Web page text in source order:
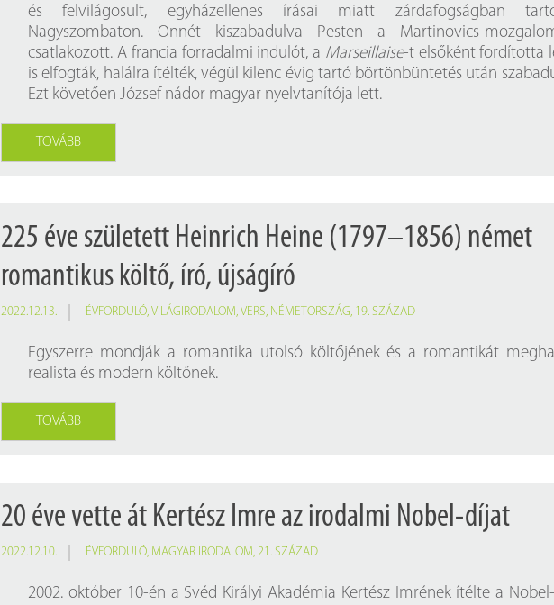
és felvilágosult, egyházellenes írásai miatt zárdafogságban
Nagyszombaton. Onnét kiszabadulva Pesten a Martinovics-
csatlakozott. A francia forradalmi indulót, a Marseillaise-t elsőként fordította
is elfogták, halálra ítélték, végül kilenc évig tartó börtönbüntetés után
Ezt követően József nádor magyar nyelvtanítója lett.
TOVÁBB
225 éve született Heinrich Heine (1797–1856) német
romantikus költő, író, újságíró
2022.12.13. ÉVFORDULÓ,VILÁGIRODALOM,VERS, NÉMETORSZÁG, 19. SZÁZAD
Egyszerre mondják a romantika utolsó költőjének és a romantikát
realista és modern költőnek.
TOVÁBB
20 éve vette át Kertész Imre az irodalmi Nobel-díjat
2022.12.10. ÉVFORDULÓ, MAGYAR IRODALOM,21. SZÁZAD
2002. október 10-én a Svéd Királyi Akadémia Kertész Imrének ítélte a